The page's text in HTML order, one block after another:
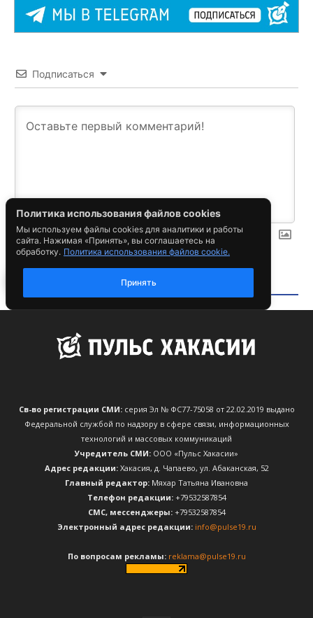
Св-во регистрации СМИ:серия Эл № ФС77-75058 от 22.02.2019 выдано
Федеральной службой по надзору в сфере связи, информационных
технологий и массовых коммуникаций
Учредитель СМИ: ООО «Пульс Хакасии»
Адрес редакции:Хакасия, д. Чапаево, ул. Абаканская, 52
Главный редактор: Мяхар Татьяна Ивановна
Телефон редакции:+79532587854
CМС, мессенджеры:+79532587854
Электронный адрес редакции: info@pulse19.ru
По вопросам рекламы: reklama@pulse19.ru